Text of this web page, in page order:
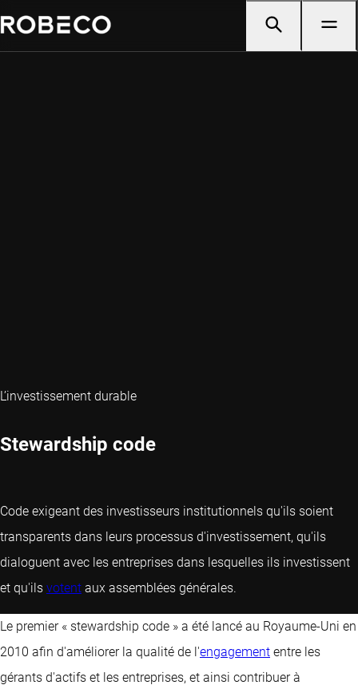
L’investissement durable
Stewardship code
Code exigeant des investisseurs institutionnels qu'ils soient
transparents dans leurs processus d'investissement, qu'ils
dialoguent avec les entreprises dans lesquelles ils investissent
et qu'ils votent aux assemblées générales.
Le premier « stewardship code » a été lancé au Royaume-Uni en
2010 afin d'améliorer la qualité de l'engagement entre les
gérants d'actifs et les entreprises, et ainsi contribuer à